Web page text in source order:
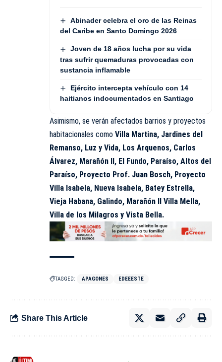
Abinader celebra el oro de las Reinas
del Caribe en Santo Domingo 2026
Joven de 18 años lucha por su vida
tras sufrir quemaduras provocadas con
sustancia inflamable
Ejército intercepta vehículo con 14
haitianos indocumentados en Santiago
Asimismo, se verán afectados barrios y proyectos
habitacionales como Villa Martina, Jardines del
Remanso, Luz y Vida, Los Arquenos, Carlos
Álvarez, Marañón II, El Fundo, Paraíso, Altos del
Paraíso, Proyecto Prof. Juan Bosch, Proyecto
Villa Isabela, Nueva Isabela, Batey Estrella,
Vieja Habana, Galindo, Marañón II Villa Mella,
Villa de los Milagros y Vista Bella.
TAGGED: APAGONES EDEEESTE
Share This Article